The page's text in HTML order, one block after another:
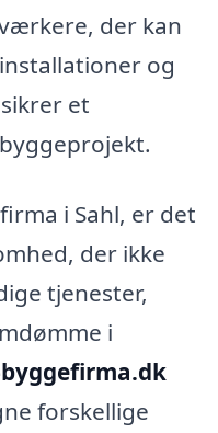
der kan
og
et
i Sahl, er det
der ikke
tjenester,
i
forskellige